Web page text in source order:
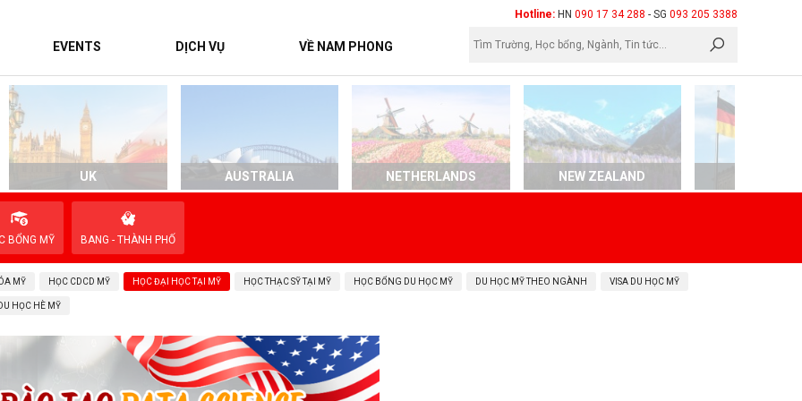
Hotline: HN 090 17 34 288 - SG 093 205 3388
EVENTS DỊCH VỤ VỀ NAM PHONG
UK AUSTRALIA NETHERLANDS NEW ZEALAND
BỔNG MỸ BANG - THÀNH PHỐ
MỸ HỌC CDCD MỸ HỌC ĐẠI HỌC TẠI MỸ HỌC THẠC SỸ TẠI MỸ HỌC BỔNG DU HỌC MỸ DU HỌC MỸ THEO NGÀNH VISA DU HỌC MỸ
DU HỌC HÈ MỸ